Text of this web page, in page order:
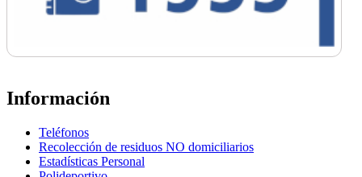
Información
Teléfonos
Recolección de residuos NO domiciliarios
Estadísticas Personal